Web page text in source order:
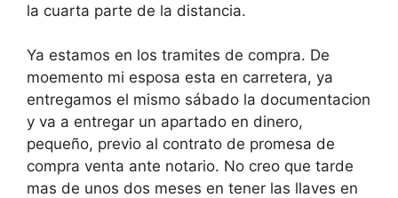
la cuarta parte de la distancia.
Ya estamos en los tramites de compra. De
moemento mi esposa esta en carretera, ya
entregamos el mismo sábado la documentacion
y va a entregar un apartado en dinero,
pequeño, previo al contrato de promesa de
compra venta ante notario. No creo que tarde
mas de unos dos meses en tener las llaves en